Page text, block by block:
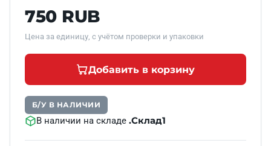
750 RUB
Цена за единицу, с учётом проверки и упаковки
Добавить в корзину
Б/У В НАЛИЧИИ
В наличии на складе .Склад1